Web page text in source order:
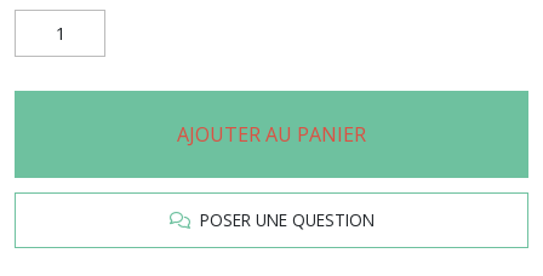
AJOUTER AU PANIER
POSER UNE QUESTION